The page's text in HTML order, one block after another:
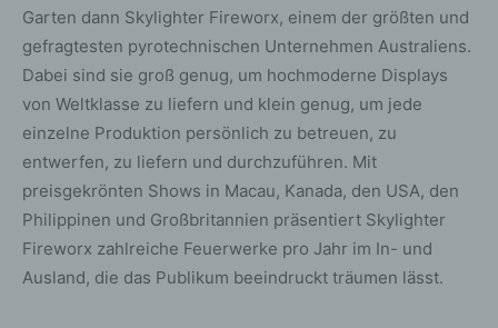
Garten dann Skylighter Fireworx, einem der größten und
gefragtesten pyrotechnischen Unternehmen Australiens.
Dabei sind sie groß genug, um hochmoderne Displays
von Weltklasse zu liefern und klein genug, um jede
einzelne Produktion persönlich zu betreuen, zu
entwerfen, zu liefern und durchzuführen. Mit
preisgekrönten Shows in Macau, Kanada, den USA, den
Philippinen und Großbritannien präsentiert Skylighter
Fireworx zahlreiche Feuerwerke pro Jahr im In- und
Ausland, die das Publikum beeindruckt träumen lässt.